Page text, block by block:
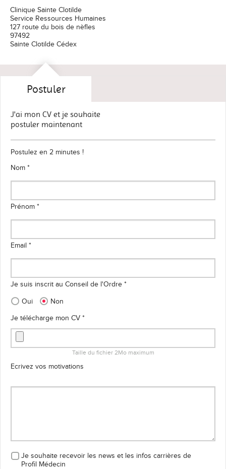
Clinique Sainte Clotilde
Service Ressources Humaines
127 route du bois de nèfles
97492
Sainte Clotilde Cédex
Postuler
J'ai mon CV et je souhaite
postuler maintenant
Postulez en 2 minutes !
Nom *
Prénom *
Email *
Je suis inscrit au Conseil de l'Ordre *
Oui
Non
Je télécharge mon CV *
Taille du fichier 2Mo maximum
Ecrivez vos motivations
Je souhaite recevoir les news et les infos carrières de
Profil Médecin